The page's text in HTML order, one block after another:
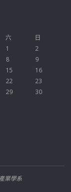
六
日
1
2
8
9
15
16
22
23
29
30
業學系